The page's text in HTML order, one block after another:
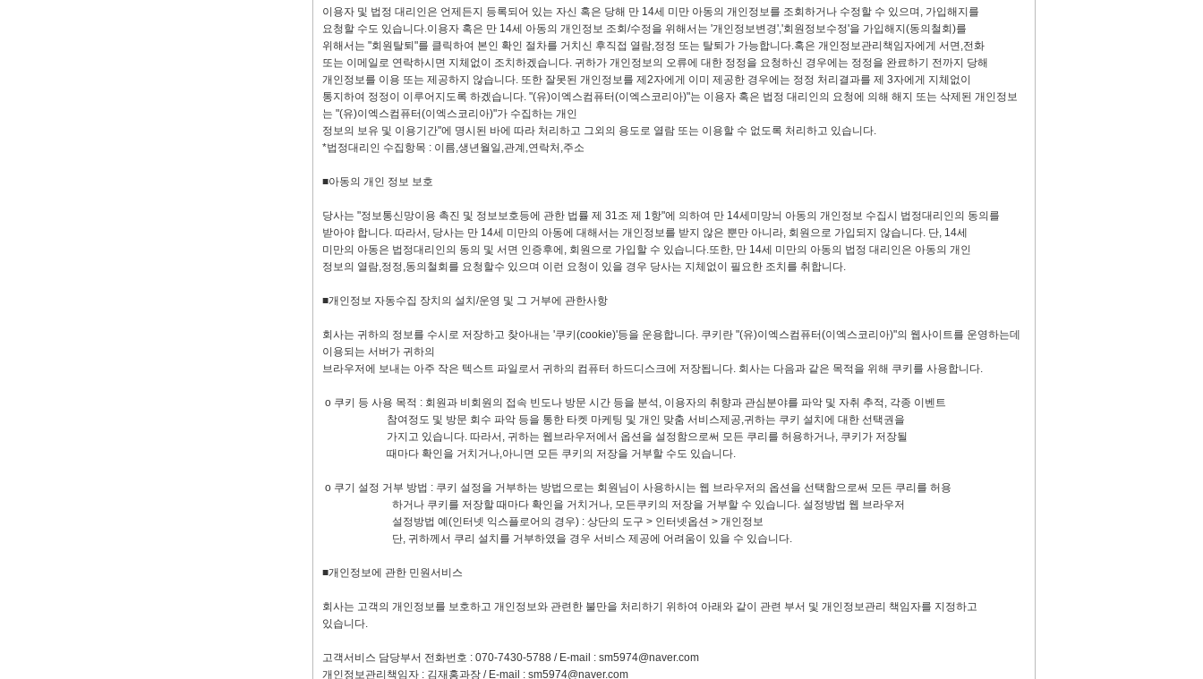
이용자 및 법정 대리인은 언제든지 등록되어 있는 자신 혹은 당해 만 14세 미만 아동의 개인정보를 조회하거나 수정할 수 있으며, 가입해지를
요청할 수도 있습니다.이용자 혹은 만 14세 아동의 개인정보 조회/수정을 위해서는 '개인정보변경','회원정보수정'을 가입해지(동의철회)를
위해서는 "회원탈퇴"를 클릭하여 본인 확인 절차를 거치신 후직접 열람,정정 또는 탈퇴가 가능합니다.혹은 개인정보관리책임자에게 서면,전화
또는 이메일로 연락하시면 지체없이 조치하겠습니다. 귀하가 개인정보의 오류에 대한 정정을 요청하신 경우에는 정정을 완료하기 전까지 당해
개인정보를 이용 또는 제공하지 않습니다. 또한 잘못된 개인정보를 제2자에게 이미 제공한 경우에는 정정 처리결과를 제 3자에게 지체없이
통지하여 정정이 이루어지도록 하겠습니다. "(유)이엑스컴퓨터(이엑스코리아)"는 이용자 혹은 법정 대리인의 요청에 의해 해지 또는 삭제된 개인정보
는 "(유)이엑스컴퓨터(이엑스코리아)"가 수집하는 개인
정보의 보유 및 이용기간"에 명시된 바에 따라 처리하고 그외의 용도로 열람 또는 이용할 수 없도록 처리하고 있습니다.
*법정대리인 수집항목 : 이름,생년월일,관계,연락처,주소
■아동의 개인 정보 보호
당사는 "정보통신망이용 촉진 및 정보보호등에 관한 법률 제 31조 제 1항"에 의하여 만 14세미망늬 아동의 개인정보 수집시 법정대리인의 동의를
받아야 합니다. 따라서, 당사는 만 14세 미만의 아동에 대해서는 개인정보를 받지 않은 뿐만 아니라, 회원으로 가입되지 않습니다. 단, 14세
미만의 아동은 법정대리인의 동의 및 서면 인증후에, 회원으로 가입할 수 있습니다.또한, 만 14세 미만의 아동의 법정 대리인은 아동의 개인
정보의 열람,정정,동의철회를 요청할수 있으며 이런 요청이 있을 경우 당사는 지체없이 필요한 조치를 취합니다.
■개인정보 자동수집 장치의 설치/운영 및 그 거부에 관한사항
회사는 귀하의 정보를 수시로 저장하고 찾아내는 '쿠키(cookie)'등을 운용합니다. 쿠키란 "(유)이엑스컴퓨터(이엑스코리아)"의 웹사이트를 운영하는데
이용되는 서버가 귀하의
브라우저에 보내는 아주 작은 텍스트 파일로서 귀하의 컴퓨터 하드디스크에 저장됩니다. 회사는 다음과 같은 목적을 위해 쿠키를 사용합니다.
ο 쿠키 등 사용 목적 : 회원과 비회원의 접속 빈도나 방문 시간 등을 분석, 이용자의 취향과 관심분야를 파악 및 자취 추적, 각종 이벤트
참여정도 및 방문 회수 파악 등을 통한 타켓 마케팅 및 개인 맞춤 서비스제공,귀하는 쿠키 설치에 대한 선택권을
가지고 있습니다. 따라서, 귀하는 웹브라우저에서 옵션을 설정함으로써 모든 쿠리를 허용하거나, 쿠키가 저장될
때마다 확인을 거치거나,아니면 모든 쿠키의 저장을 거부할 수도 있습니다.
ο 쿠기 설정 거부 방법 : 쿠키 설정을 거부하는 방법으로는 회원님이 사용하시는 웹 브라우저의 옵션을 선택함으로써 모든 쿠리를 허용
하거나 쿠키를 저장할 때마다 확인을 거치거나, 모든쿠키의 저장을 거부할 수 있습니다. 설정방법 웹 브라우저
설정방법 예(인터넷 익스플로어의 경우) : 상단의 도구 > 인터넷옵션 > 개인정보
단, 귀하께서 쿠리 설치를 거부하였을 경우 서비스 제공에 어려움이 있을 수 있습니다.
■개인정보에 관한 민원서비스
회사는 고객의 개인정보를 보호하고 개인정보와 관련한 불만을 처리하기 위하여 아래와 같이 관련 부서 및 개인정보관리 책임자를 지정하고
있습니다.
고객서비스 담당부서 전화번호 : 070-7430-5788 / E-mail : sm5974@naver.com
개인정보관리책임자 : 김재홍과장 / E-mail : sm5974@naver.com